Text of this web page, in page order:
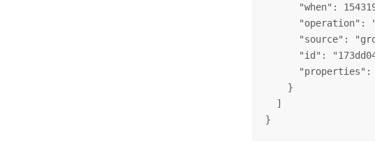
"when":
"operation":
"source":
"id":
"properties":
    }
  ]
}